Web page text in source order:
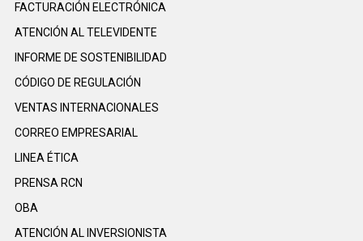
FACTURACIÓN ELECTRÓNICA
ATENCIÓN AL TELEVIDENTE
INFORME DE SOSTENIBILIDAD
CÓDIGO DE REGULACIÓN
VENTAS INTERNACIONALES
CORREO EMPRESARIAL
LINEA ÉTICA
PRENSA RCN
OBA
ATENCIÓN AL INVERSIONISTA